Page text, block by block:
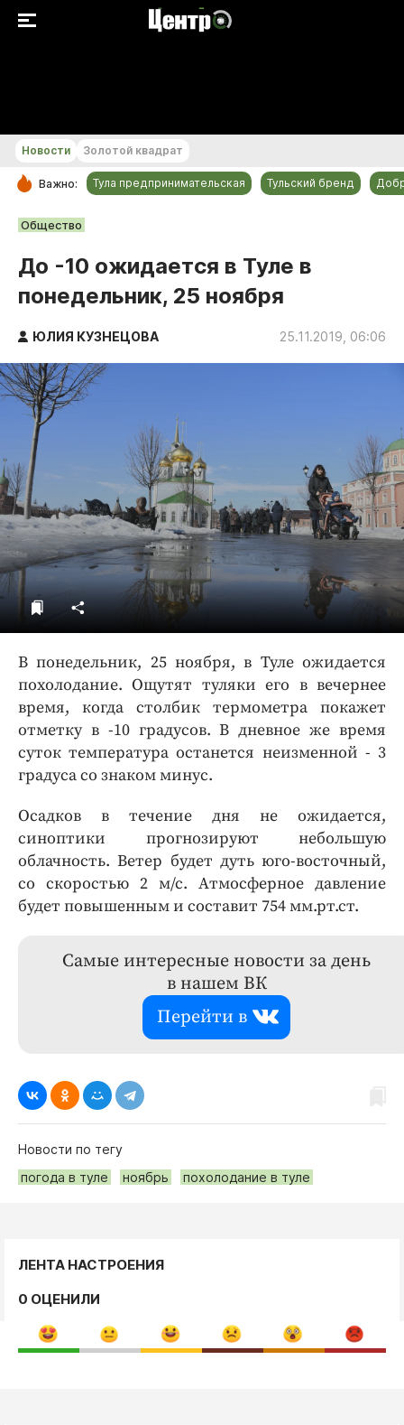
РУБРИКИ
Общество
Происшествия
Спорт
Тульский бренд
Тула предпринимательская
Голодный шпион
Новости Золотой квадрат
Важно: Тула предпринимательская Тульский бренд
Общество
До -10 ожидается в Туле в
понедельник, 25 ноября
ЮЛИЯ КУЗНЕЦОВА 25.11.2019, 06:06
В понедельник, 25 ноября, в Туле ожидается
похолодание. Ощутят туляки его в вечернее
время, когда столбик термометра покажет
отметку в -10 градусов. В дневное же время
суток температура останется неизменной - 3
градуса со знаком минус.
Осадков в течение дня не ожидается,
синоптики прогнозируют небольшую
облачность. Ветер будет дуть юго-восточный,
со скоростью 2 м/с. Атмосферное давление
будет повышенным и составит 754 мм.рт.ст.
Самые интересные новости за день
в нашем ВК
Перейти в
Новости по тегу
погода в туле
ноябрь похолодание в туле
ЛЕНТА НАСТРОЕНИЯ
0 ОЦЕНИЛИ